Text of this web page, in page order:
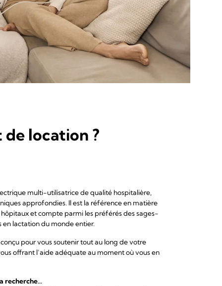
location ?
multi-utilisatrice de qualité hospitalière,
approfondies. Il est la référence en matière
et compte parmi les préférés des sages-
lactation du monde entier.
pour vous soutenir tout au long de votre
offrant l’aide adéquate au moment où vous en
recherche…